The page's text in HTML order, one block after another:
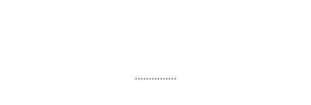
...............